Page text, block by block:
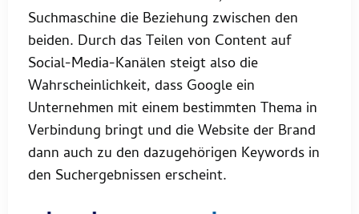
Suchmaschine die Beziehung zwischen den
beiden. Durch das Teilen von Content auf
Social-Media-Kanälen steigt also die
Wahrscheinlichkeit, dass Google ein
Unternehmen mit einem bestimmten Thema in
Verbindung bringt und die Website der Brand
dann auch zu den dazugehörigen Keywords in
den Suchergebnissen erscheint.